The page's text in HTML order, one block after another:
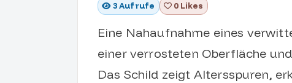
3Aufrufe 0 Likes
Eine Nahaufnahme eines
einer verrosteten Oberfläche
Das Schild zeigt Altersspuren,